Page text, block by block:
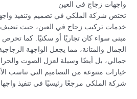
واجهات زجاج في العين
تختص شركة الملكي في تصميم وتنفيذ
خدمات تركيب زجاج في العين، حيث تضيف
مبنى سواء كان تجاريًا أو سكنيًا. كما
الجمال والمتانة، مما يجعل الواجهة
جمالي، بل أيضًا وسيلة لعزل الصوت
خيارات متنوعة من التصاميم التي تناسب
شركة الملكي مرجعًا رئيسيًا في تنفيذ